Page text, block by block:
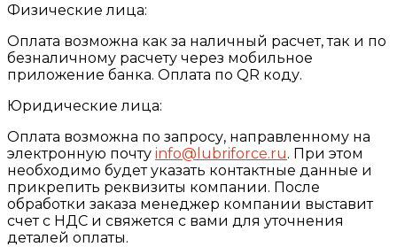
Физические лица:
Оплата возможна как за наличный расчет, так и по
безналичному расчету через мобильное
приложение банка. Оплата по QR коду.
Юридические лица:
Оплата возможна по запросу, направленному на
электронную почту info@lubriforce.ru. При этом
необходимо будет указать контактные данные и
прикрепить реквизиты компании. После
обработки заказа менеджер компании выставит
счет с НДС и свяжется с вами для уточнения
деталей оплаты.